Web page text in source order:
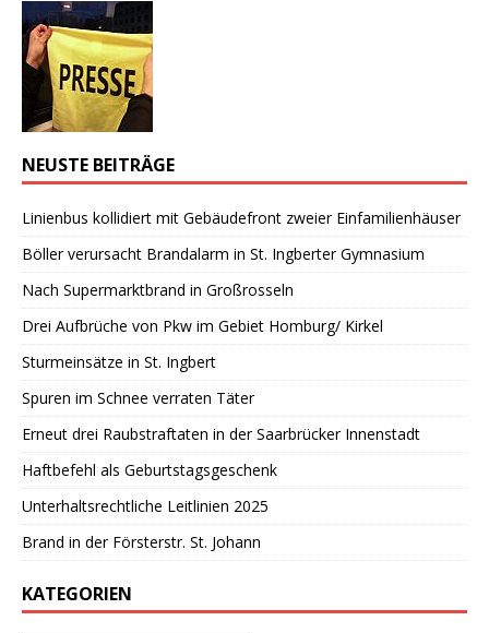
NEUSTE BEITRÄGE
Linienbus kollidiert mit Gebäudefront zweier Einfamilienhäuser
Böller verursacht Brandalarm in St. Ingberter Gymnasium
Nach Supermarktbrand in Großrosseln
Drei Aufbrüche von Pkw im Gebiet Homburg/ Kirkel
Sturmeinsätze in St. Ingbert
Spuren im Schnee verraten Täter
Erneut drei Raubstraftaten in der Saarbrücker Innenstadt
Haftbefehl als Geburtstagsgeschenk
Unterhaltsrechtliche Leitlinien 2025
Brand in der Försterstr. St. Johann
KATEGORIEN